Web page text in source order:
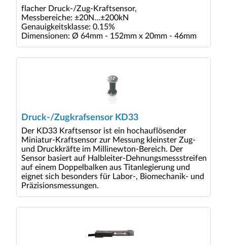
flacher Druck-/Zug-Kraftsensor,
Messbereiche: ±20N...±200kN
Genauigkeitsklasse: 0.15%
Dimensionen: Ø 64mm - 152mm x 20mm - 46mm
Druck-/Zugkrafsensor KD33
Der KD33 Kraftsensor ist ein hochauflösender
Miniatur-Kraftsensor zur Messung kleinster Zug-
und Druckkräfte im Millinewton-Bereich. Der
Sensor basiert auf Halbleiter-Dehnungsmessstreifen
auf einem Doppelbalken aus Titanlegierung und
eignet sich besonders für Labor-, Biomechanik- und
Präzisionsmessungen.